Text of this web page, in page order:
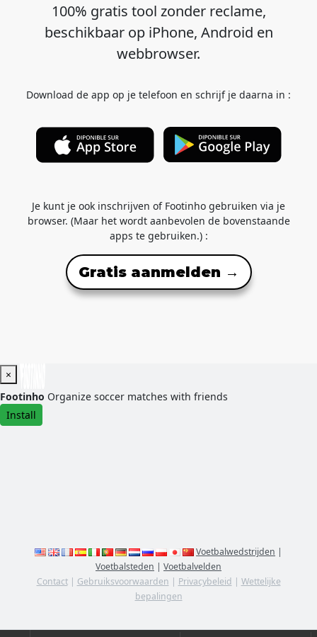
100% gratis tool zonder reclame,
beschikbaar op iPhone, Android en
webbrowser.
Download de app op je telefoon en schrijf je daarna in :
Je kunt je ook inschrijven of Footinho gebruiken via je
browser. (Maar het wordt aanbevolen de bovenstaande
apps te gebruiken.) :
Gratis aanmelden →
×
Footinho Organize soccer matches with friends
Install
Voetbalwedstrijden |
Voetbalsteden | Voetbalvelden
Contact| Gebruiksvoorwaarden | Privacybeleid | Wettelijke
bepalingen